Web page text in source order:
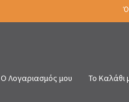
Ο Λογαριασμός μου Το Καλάθι